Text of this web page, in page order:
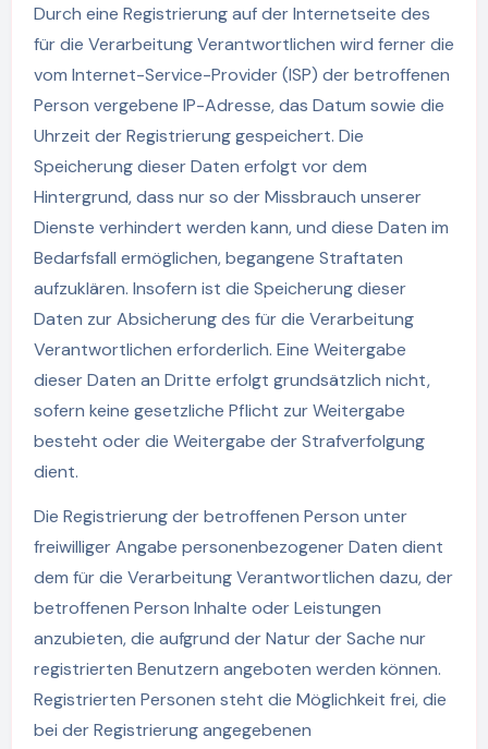
Durch eine Registrierung auf der Internetseite des
für die Verarbeitung Verantwortlichen wird ferner die
vom Internet-Service-Provider (ISP) der betroffenen
Person vergebene IP-Adresse, das Datum sowie die
Uhrzeit der Registrierung gespeichert. Die
Speicherung dieser Daten erfolgt vor dem
Hintergrund, dass nur so der Missbrauch unserer
Dienste verhindert werden kann, und diese Daten im
Bedarfsfall ermöglichen, begangene Straftaten
aufzuklären. Insofern ist die Speicherung dieser
Daten zur Absicherung des für die Verarbeitung
Verantwortlichen erforderlich. Eine Weitergabe
dieser Daten an Dritte erfolgt grundsätzlich nicht,
sofern keine gesetzliche Pflicht zur Weitergabe
besteht oder die Weitergabe der Strafverfolgung
dient.
Die Registrierung der betroffenen Person unter
freiwilliger Angabe personenbezogener Daten dient
dem für die Verarbeitung Verantwortlichen dazu, der
betroffenen Person Inhalte oder Leistungen
anzubieten, die aufgrund der Natur der Sache nur
registrierten Benutzern angeboten werden können.
Registrierten Personen steht die Möglichkeit frei, die
bei der Registrierung angegebenen